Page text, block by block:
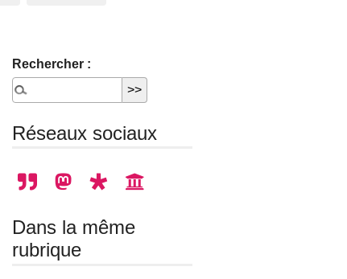
Rechercher :
Réseaux sociaux
Dans la même
rubrique